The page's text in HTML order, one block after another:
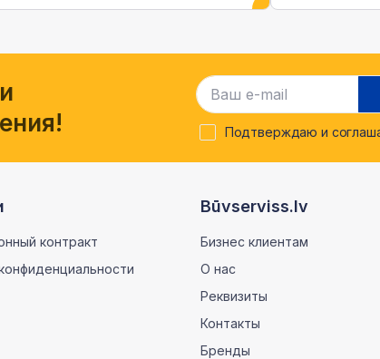
Подтверждаю и
контракт
Būvserviss.lv
Бизнес клиентам
О нас
Реквизиты
Контакты
Бренды